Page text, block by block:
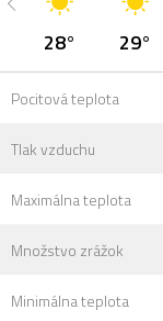
28° 29°
Pocitová teplota
Tlak vzduchu
Maximálna teplota
Množstvo zrážok
Minimálna teplota